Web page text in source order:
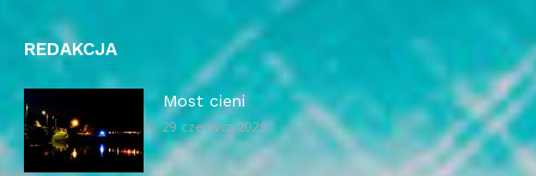
REDAKCJA
Most cieni
29 czerwca 2026